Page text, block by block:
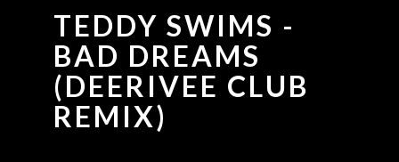
TEDDY SWIMS -
BAD DREAMS
(DEERIVEE CLUB
REMIX)